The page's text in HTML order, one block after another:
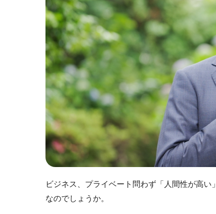
ビジネス、プライベート問わず「人間性が高
なのでしょうか。